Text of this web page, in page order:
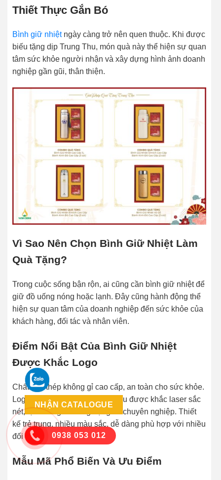
Thiết Thực Gắn Bó
Bình giữ nhiệtngày càng trở nên quen thuộc. Khi được
biếu tặng dịp Trung Thu, món quà này thể hiện sự quan
tâm sức khỏe người nhận và xây dựng hình ảnh doanh
nghiệp gần gũi, thân thiện.
Vì Sao Nên Chọn Bình Giữ Nhiệt Làm
Quà Tặng?
Trong cuộc sống bận rộn, ai cũng cần bình giữ nhiệt để
giữ đồ uống nóng hoặc lạnh. Đây cũng hành động thể
hiện sự quan tâm của doanh nghiệp đến sức khỏe của
khách hàng, đối tác và nhân viên.
Điểm Nổi Bật Của Bình Giữ Nhiệt
Được Khắc Logo
Chất liệu thép không gỉ cao cấp, an toàn cho sức khỏe.
Logo hoặc hình ảnh thương hiệu được khắc laser sắc
nét, tạo cảm giác sang trọng và chuyên nghiệp. Thiết
kế trẻ trung, nhiều màu sắc, dễ dàng phù hợp với nhiều
đối tượng khách hàng
Mẫu Mã Phổ Biến Và Ưu Điểm
0938 053 012
NHẬN CATALOGUE